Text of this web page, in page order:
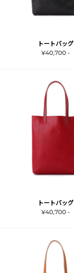
トートバッグ
¥40,700 -
トートバッグ
¥40,700 -